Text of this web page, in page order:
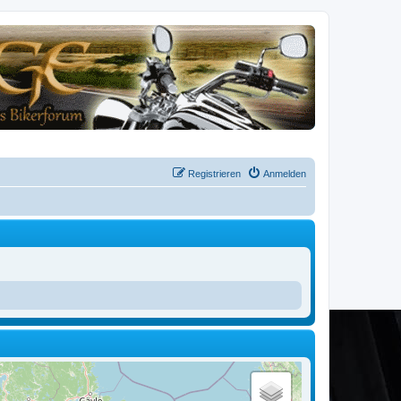
Anmelden
Registrieren